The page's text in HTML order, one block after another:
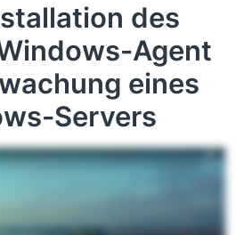
des
Agent
eines
Servers